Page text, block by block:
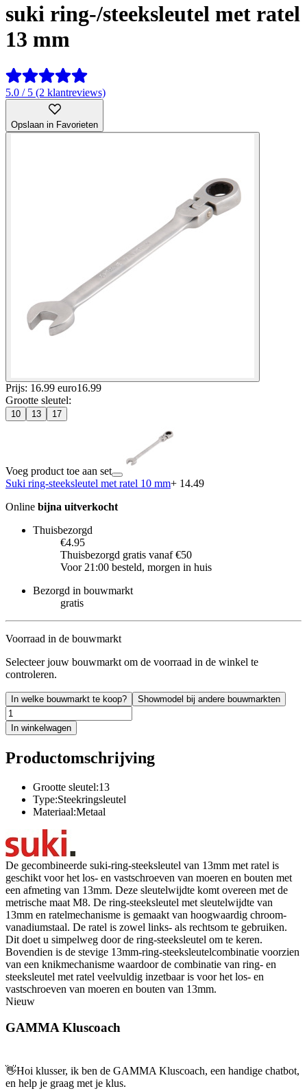
suki ring-/steeksleutel met ratel
13 mm
5.0 / 5 (2 klantreviews)
Opslaan in Favorieten
Prijs: 16.99 euro16.99
Grootte sleutel:
10 13 17
Voeg product toe aan set
Suki ring-steeksleutel met ratel 10 mm+ 14.49
Online bijna uitverkocht
Thuisbezorgd
€4.95
Thuisbezorgd gratis vanaf €50
Voor 21:00 besteld, morgen in huis
Bezorgd in bouwmarkt
gratis
Voorraad in de bouwmarkt
Selecteer jouw bouwmarkt om de voorraad in de winkel te
controleren.
In welke bouwmarkt te koop? Showmodel bij andere bouwmarkten
In winkelwagen
Productomschrijving
Grootte sleutel:13
Type:Steekringsleutel
Materiaal:Metaal
De gecombineerde suki-ring-steeksleutel van 13mm met ratel is
geschikt voor het los- en vastschroeven van moeren en bouten met
een afmeting van 13mm. Deze sleutelwijdte komt overeen met de
metrische maat M8. De ring-steeksleutel met sleutelwijdte van
13mm en ratelmechanisme is gemaakt van hoogwaardig chroom-
vanadiumstaal. De ratel is zowel links- als rechtsom te gebruiken.
Dit doet u simpelweg door de ring-steeksleutel om te keren.
Bovendien is de stevige 13mm-ring-steeksleutelcombinatie voorzien
van een knikmechanisme waardoor de combinatie van ring- en
steeksleutel met ratel veelvuldig inzetbaar is voor het los- en
vastschroeven van moeren en bouten van 13mm.
Nieuw
GAMMA Kluscoach
👋Hoi klusser, ik ben de GAMMA Kluscoach, een handige chatbot,
en help je graag met je klus.